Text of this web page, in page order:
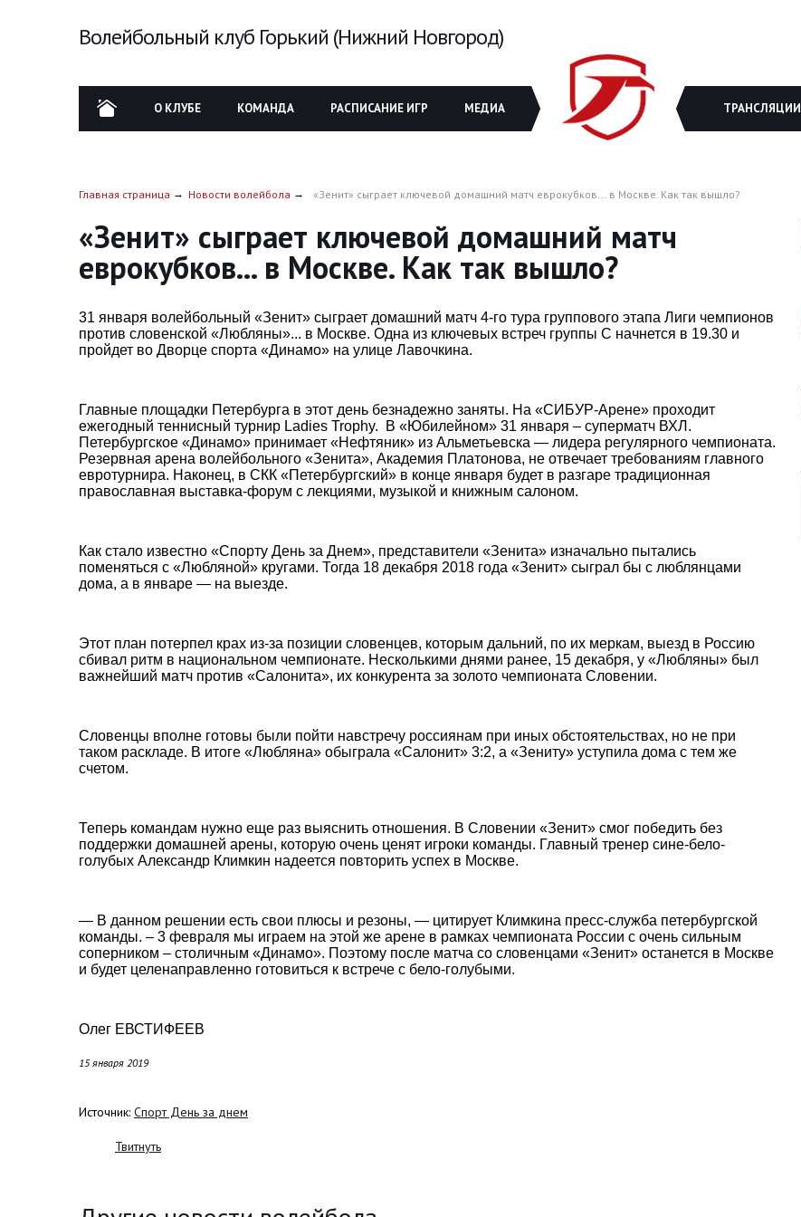
Волейбольный клуб Горький (Нижний Новгород)
О КЛУБЕ КОМАНДА РАСПИСАНИЕ ИГР МЕДИА ТРАНСЛЯЦИИ
Главная страница Новости волейбола «Зенит» сыграет ключевой домашний матч еврокубков... в Москве. Как так вышло?
«Зенит» сыграет ключевой домашний матч
еврокубков... в Москве. Как так вышло?
31 января волейбольный «Зенит» сыграет домашний матч 4-го тура группового этапа Лиги чемпионов
против словенской «Любляны»... в Москве. Одна из ключевых встреч группы С начнется в 19.30 и
пройдет во Дворце спорта «Динамо» на улице Лавочкина.
Главные площадки Петербурга в этот день безнадежно заняты. На «СИБУР-Арене» проходит
ежегодный теннисный турнир Ladies Trophy. В «Юбилейном» 31 января – суперматч ВХЛ.
Петербургское «Динамо» принимает «Нефтяник» из Альметьевска — лидера регулярного чемпионата.
Резервная арена волейбольного «Зенита», Академия Платонова, не отвечает требованиям главного
евротурнира. Наконец, в СКК «Петербургский» в конце января будет в разгаре традиционная
православная выставка-форум с лекциями, музыкой и книжным салоном.
Как стало известно «Спорту День за Днем», представители «Зенита» изначально пытались
поменяться с «Любляной» кругами. Тогда 18 декабря 2018 года «Зенит» сыграл бы с люблянцами
дома, а в январе — на выезде.
Этот план потерпел крах из-за позиции словенцев, которым дальний, по их меркам, выезд в Россию
сбивал ритм в национальном чемпионате. Несколькими днями ранее, 15 декабря, у «Любляны» был
важнейший матч против «Салонита», их конкурента за золото чемпионата Словении.
Словенцы вполне готовы были пойти навстречу россиянам при иных обстоятельствах, но не при
таком раскладе. В итоге «Любляна» обыграла «Салонит» 3:2, а «Зениту» уступила дома с тем же
счетом.
Теперь командам нужно еще раз выяснить отношения. В Словении «Зенит» смог победить без
поддержки домашней арены, которую очень ценят игроки команды. Главный тренер сине-бело-
голубых Александр Климкин надеется повторить успех в Москве.
— В данном решении есть свои плюсы и резоны, — цитирует Климкина пресс-служба петербургской
команды. – 3 февраля мы играем на этой же арене в рамках чемпионата России с очень сильным
соперником – столичным «Динамо». Поэтому после матча со словенцами «Зенит» останется в Москве
и будет целенаправленно готовиться к встрече с бело-голубыми.
Олег ЕВСТИФЕЕВ
15 января 2019
Источник: Спорт День за днем
Твитнуть